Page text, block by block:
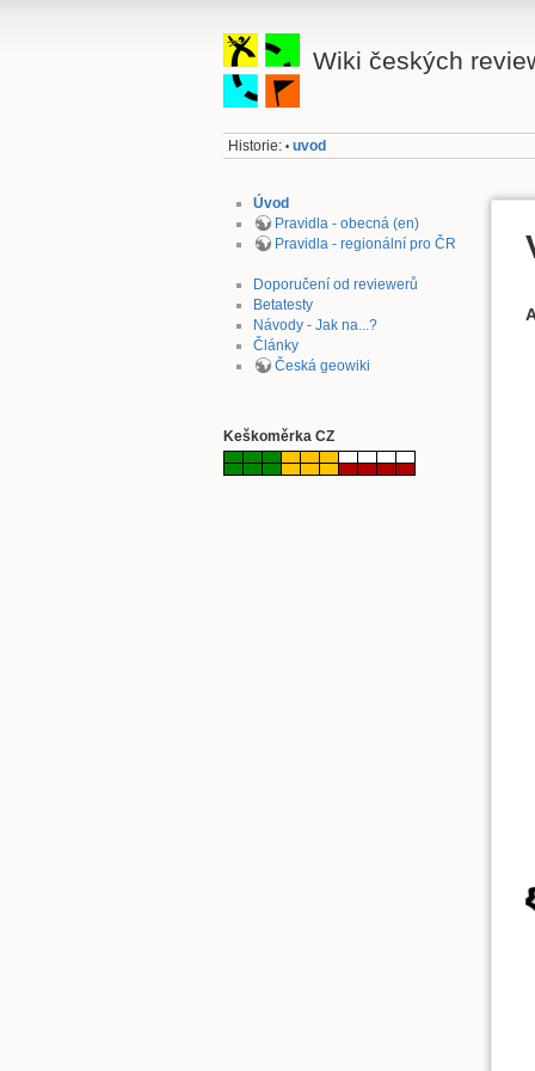
Wiki českých
Historie: • uvod
Úvod
Pravidla - obecná (en)
Pravidla - regionální pro ČR
Doporučení od reviewerů
Betatesty
Návody - Jak na...?
Články
Česká geowiki
Keškoměrka CZ